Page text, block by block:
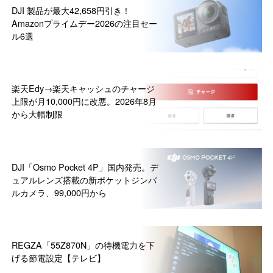
DJI 製品が最大42,658円引き！
Amazonプライムデー2026の注目セー
ル6選
楽天Edy→楽天キャッシュのチャージ
上限が月10,000円に改悪。2026年8月
から大幅制限
DJI「Osmo Pocket 4P」国内発売。デ
ュアルレンズ搭載の新ポケットジンバ
ルカメラ、99,000円から
REGZA「55Z870N」の待機電力を下
げる節電設定【テレビ】